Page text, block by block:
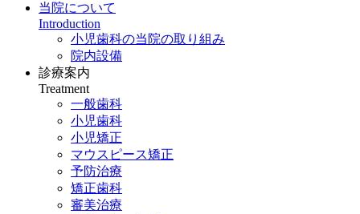
当院について
Introduction
小児歯科の当院の取り組み
院内設備
診療案内
Treatment
一般歯科
小児歯科
小児矯正
マウスピース矯正
予防治療
矯正歯科
審美治療